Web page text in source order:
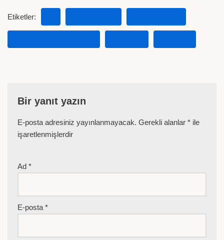
Etiketler:
Bir yanıt yazın
E-posta adresiniz yayınlanmayacak. Gerekli alanlar * ile
işaretlenmişlerdir
Ad *
E-posta *